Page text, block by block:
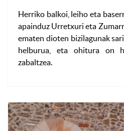
Herriko balkoi, leiho eta
apainduz Urretxuri eta
ematen dioten bizilagunak
helburua, eta ohitura on
zabaltzea.